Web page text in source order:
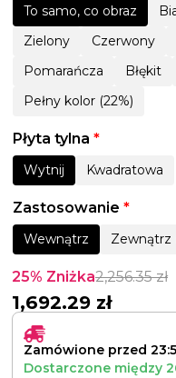
To samo, co obraz
Zielony
Czerwony
Pomarańcza
Błękit
Pełny kolor (22%)
Płyta tylna *
Wytnij Kwadratowa
Zastosowanie *
Wewnątrz Zewnątrz
25% Zniżka2,256.35zł
1,692.29 zł
Zamówione przed
Dostarczone między